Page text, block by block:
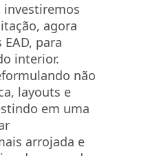
investiremos
agora
para
interior.
não
layouts e
em uma
arrojada e